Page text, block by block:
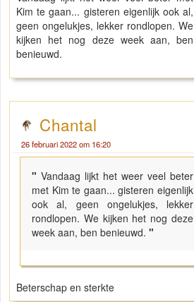
Kim te gaan... gisteren eigenlijk ook al,
geen ongelukjes, lekker rondlopen. We
kijken het nog deze week aan, ben
benieuwd.
Chantal
26 februari 2022 om 16:20
"Vandaag lijkt het weer veel beter
met Kim te gaan... gisteren eigenlijk
ook al, geen ongelukjes, lekker
rondlopen. We kijken het nog deze
week aan, ben benieuwd. "
Beterschap en sterkte